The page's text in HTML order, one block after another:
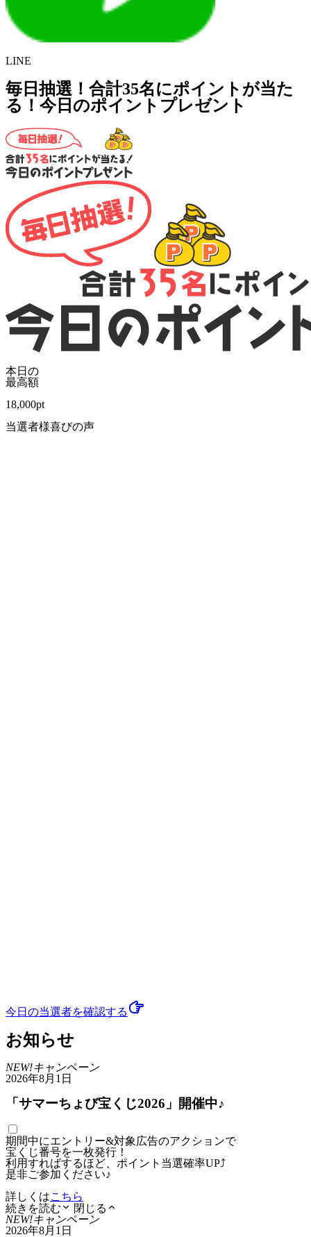
LINE
毎日抽選！合計35名にポイントが当た
る！今日のポイントプレゼント
本日の
最高額
18,000pt
当選者様喜びの声
今日の当選者を確認する
お知らせ
NEW!キャンペーン
2026年8月1日
「サマーちょび宝くじ2026」開催中♪
期間中にエントリー&対象広告のアクションで
宝くじ番号を一枚発行！
利用すればするほど、ポイント当選確率UP⤴
是非ご参加ください♪
詳しくはこちら
続きを読む
閉じる
NEW!キャンペーン
2026年8月1日